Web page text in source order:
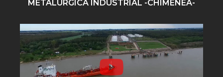
METALURGICA INDUSTRIAL -CHIMENEA-